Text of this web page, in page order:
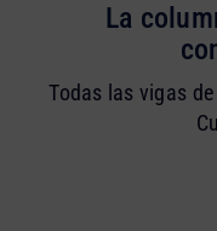
La
Todas las vigas